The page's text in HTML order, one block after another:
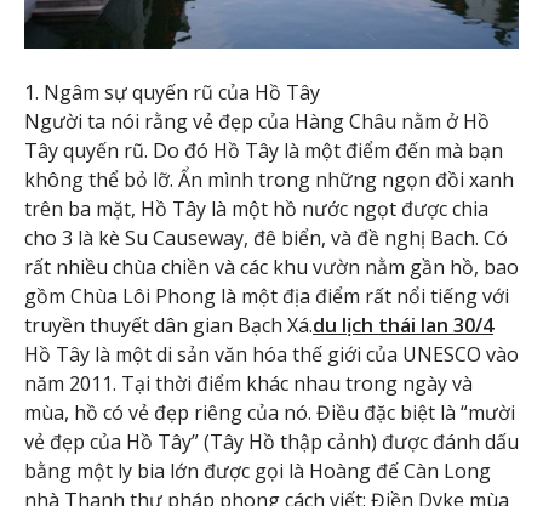
1. Ngâm sự quyến rũ của Hồ Tây
Người ta nói rằng vẻ đẹp của Hàng Châu nằm ở Hồ
Tây quyến rũ. Do đó Hồ Tây là một điểm đến mà bạn
không thể bỏ lỡ. Ẩn mình trong những ngọn đồi xanh
trên ba mặt, Hồ Tây là một hồ nước ngọt được chia
cho 3 là kè Su Causeway, đê biển, và đề nghị Bach. Có
rất nhiều chùa chiền và các khu vườn nằm gần hồ, bao
gồm Chùa Lôi Phong là một địa điểm rất nổi tiếng với
truyền thuyết dân gian Bạch Xá.du lịch thái lan 30/4
Hồ Tây là một di sản văn hóa thế giới của UNESCO vào
năm 2011. Tại thời điểm khác nhau trong ngày và
mùa, hồ có vẻ đẹp riêng của nó. Điều đặc biệt là “mười
vẻ đẹp của Hồ Tây” (Tây Hồ thập cảnh) được đánh dấu
bằng một ly bia lớn được gọi là Hoàng đế Càn Long
nhà Thanh thư pháp phong cách viết: Điền Dyke mùa